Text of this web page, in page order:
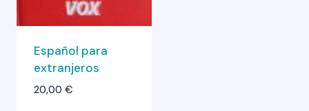
Español para
extranjeros
20,00 €